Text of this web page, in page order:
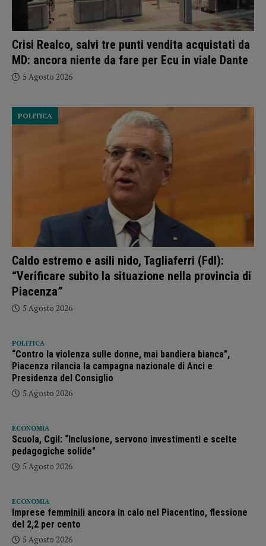
Crisi Realco, salvi tre punti vendita acquistati da
MD: ancora niente da fare per Ecu in viale Dante
5 Agosto 2026
Caldo estremo e asili nido, Tagliaferri (FdI):
“Verificare subito la situazione nella provincia di
Piacenza”
POLITICA
5 Agosto 2026
POLITICA
“Contro la violenza sulle donne, mai bandiera bianca”,
Piacenza rilancia la campagna nazionale di Anci e
Presidenza del Consiglio
5 Agosto 2026
ECONOMIA
Scuola, Cgil: “Inclusione, servono investimenti e scelte
pedagogiche solide”
5 Agosto 2026
ECONOMIA
Imprese femminili ancora in calo nel Piacentino, flessione
del 2,2 per cento
5 Agosto 2026